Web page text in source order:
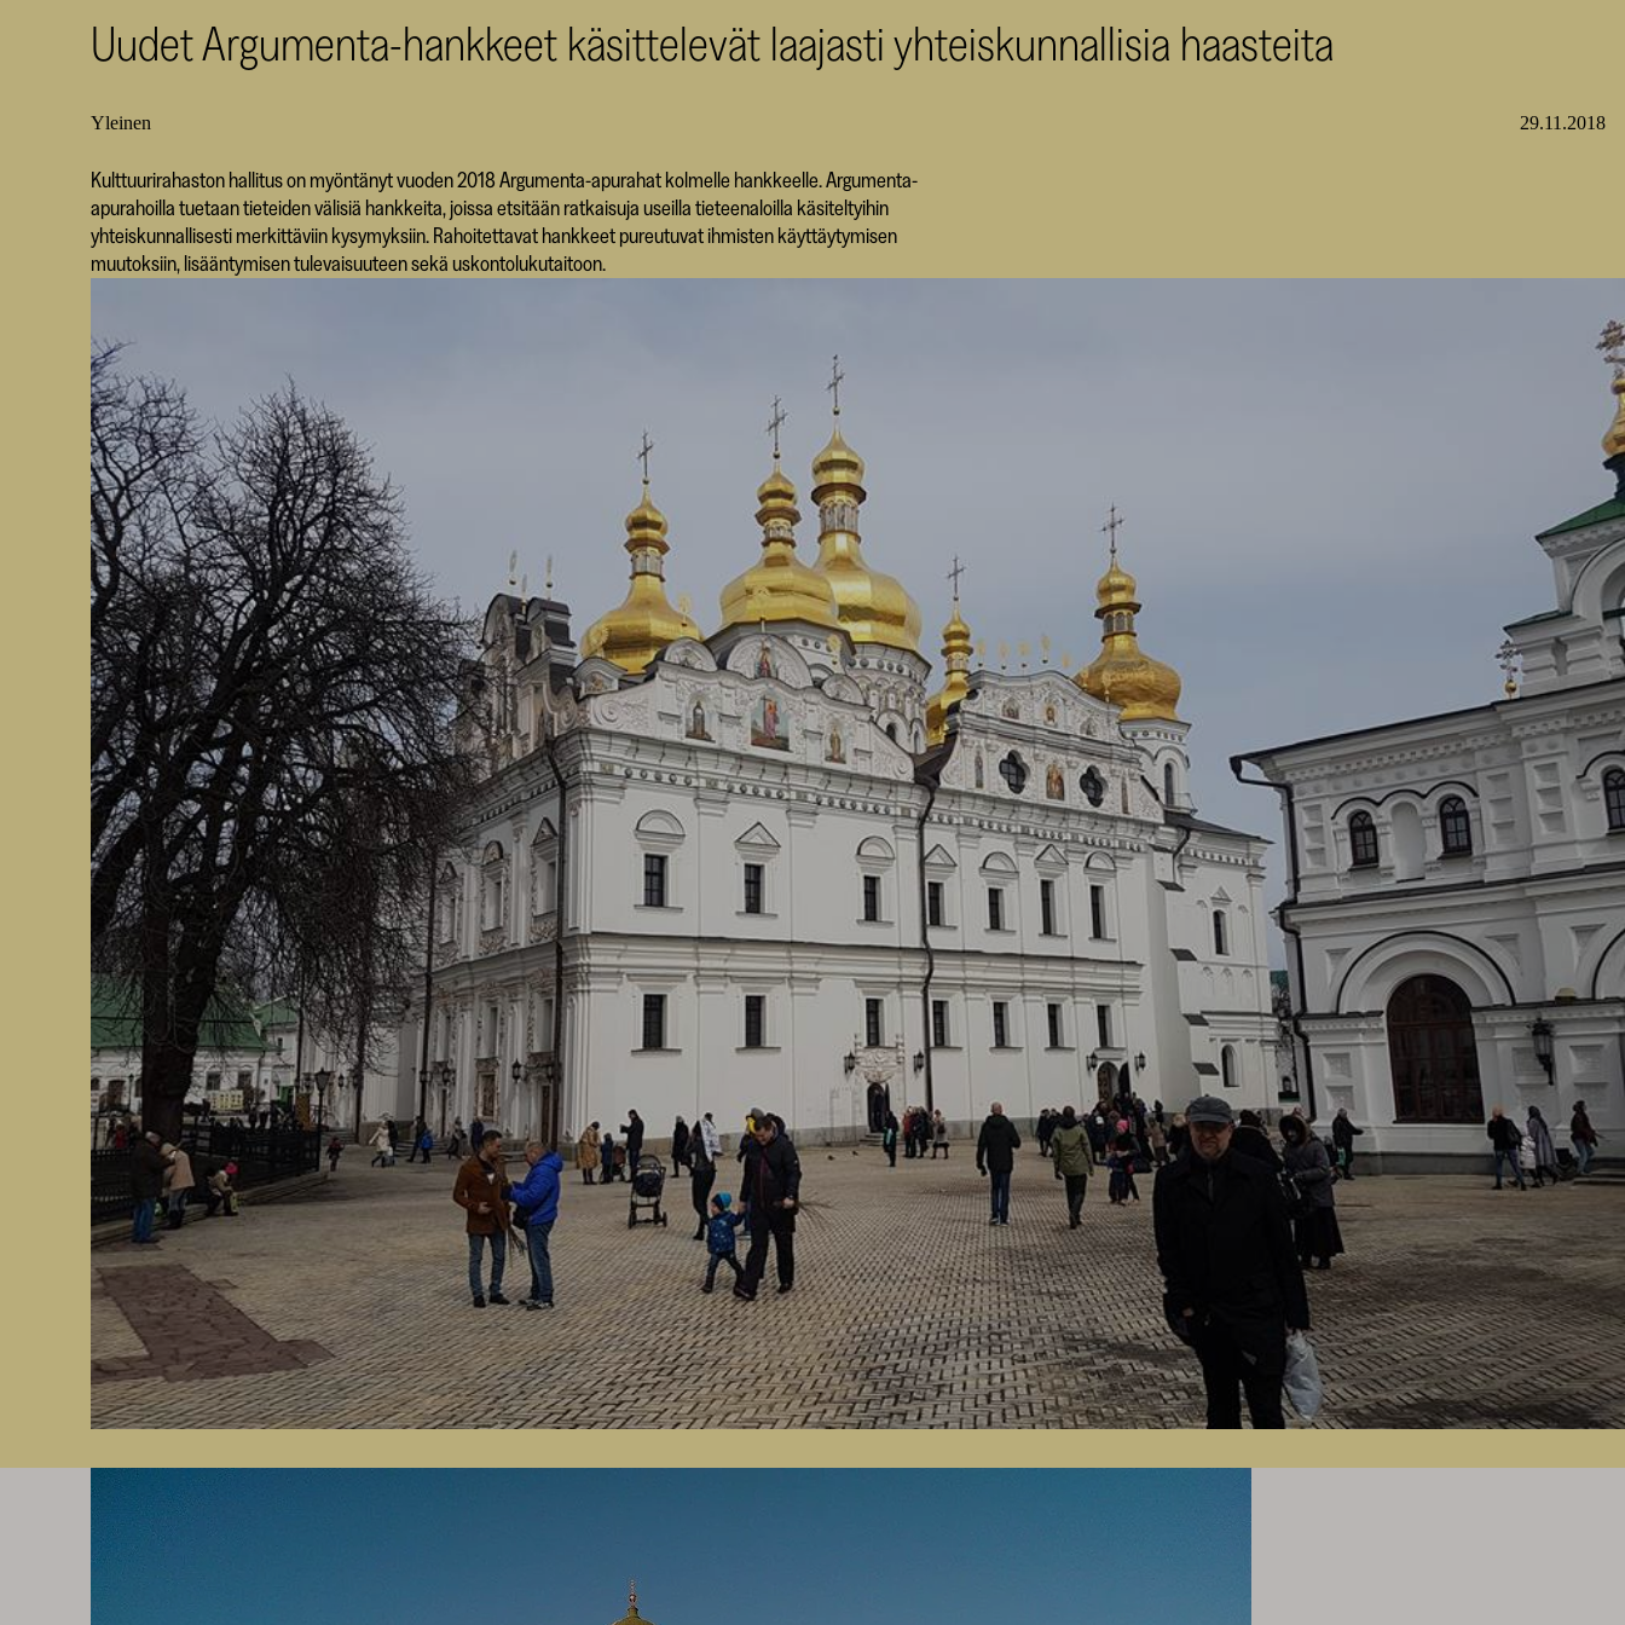
Uudet Argumenta-hankkeet käsittelevät laajasti yhteiskunnallisia haasteita
Yleinen 29.11.2018
Kulttuurirahaston hallitus on myöntänyt vuoden 2018 Argumenta-apurahat kolmelle hankkeelle. Argumenta-
apurahoilla tuetaan tieteiden välisiä hankkeita, joissa etsitään ratkaisuja useilla tieteenaloilla käsiteltyihin
yhteiskunnallisesti merkittäviin kysymyksiin. Rahoitettavat hankkeet pureutuvat ihmisten käyttäytymisen
muutoksiin, lisääntymisen tulevaisuuteen sekä uskontolukutaitoon.